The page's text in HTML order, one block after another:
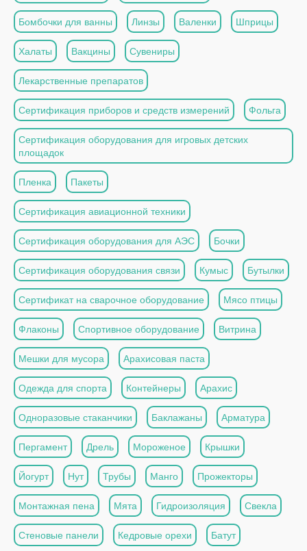
Бомбочки для ванны Линзы Валенки Шприцы
Халаты Вакцины Сувениры
Лекарственные препаратов
Сертификация приборов и средств измерений Фольга
Сертификация оборудования для игровых детских
площадок
Пленка Пакеты
Сертификация авиационной техники
Сертификация оборудования для АЭС Бочки
Сертификация оборудования связи Кумыс Бутылки
Сертификат на сварочное оборудование Мясо птицы
Флаконы Спортивное оборудование Витрина
Мешки для мусора Арахисовая паста
Одежда для спорта Контейнеры Арахис
Одноразовые стаканчики Баклажаны Арматура
Пергамент Дрель Мороженое Крышки
Йогурт Нут Трубы Манго Прожекторы
Монтажная пена Мята Гидроизоляция Свекла
Стеновые панели Кедровые орехи Батут